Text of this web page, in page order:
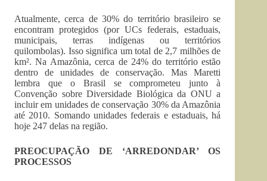
Atualmente, cerca de 30% do território brasileiro se
encontram protegidos (por UCs federais, estaduais,
municipais, terras indígenas ou territórios
quilombolas). Isso significa um total de 2,7 milhões de
km². Na Amazônia, cerca de 24% do território estão
dentro de unidades de conservação. Mas Maretti
lembra que o Brasil se comprometeu junto à
Convenção sobre Diversidade Biológica da ONU a
incluir em unidades de conservação 30% da Amazônia
até 2010. Somando unidades federais e estaduais, há
hoje 247 delas na região.
PREOCUPAÇÃO DE ‘ARREDONDAR’ OS
PROCESSOS